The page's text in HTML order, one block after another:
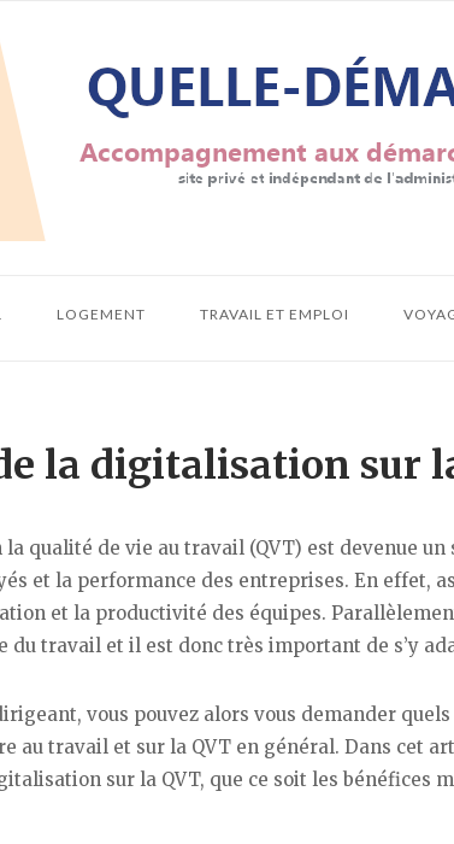
LOGEMENT TRAVAIL ET EMPLOI
la digitalisation sur
qualité de vie au travail (QVT) est devenue
et la performance des entreprises. En effet,
et la productivité des équipes.
du travail et il est donc très important de s’y
vous pouvez alors vous demander
travail et sur la QVT en général. Dans cet
sur la QVT, que ce soit les bénéfices